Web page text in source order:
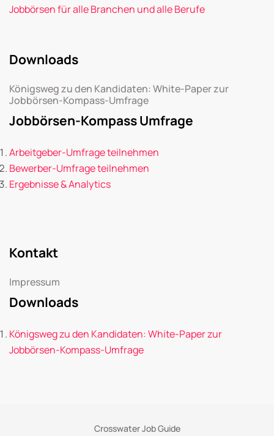
Jobbörsen für alle Branchen und alle Berufe
Downloads
Königsweg zu den Kandidaten: White-Paper zur
Jobbörsen-Kompass-Umfrage
Jobbörsen-Kompass Umfrage
Arbeitgeber-Umfrage teilnehmen
Bewerber-Umfrage teilnehmen
Ergebnisse & Analytics
Kontakt
Impressum
Downloads
Königsweg zu den Kandidaten: White-Paper zur
Jobbörsen-Kompass-Umfrage
Crosswater Job Guide